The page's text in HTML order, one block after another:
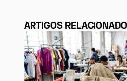
ARTIGOS